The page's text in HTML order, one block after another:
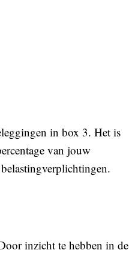
in box 3. Het is
van jouw
inzicht te hebben in de